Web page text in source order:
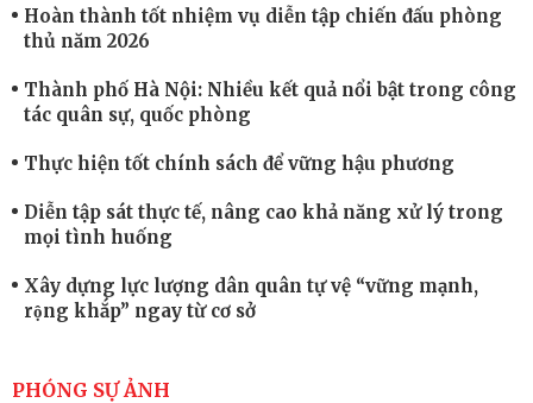
Hoàn thành tốt nhiệm vụ diễn tập chiến đấu phòng
thủ năm 2026
Thành phố Hà Nội: Nhiều kết quả nổi bật trong công
tác quân sự, quốc phòng
Thực hiện tốt chính sách để vững hậu phương
Diễn tập sát thực tế, nâng cao khả năng xử lý trong
mọi tình huống
Xây dựng lực lượng dân quân tự vệ “vững mạnh,
rộng khắp” ngay từ cơ sở
cao sức mạnh chiến đấu
PHÓNG SỰ ẢNH